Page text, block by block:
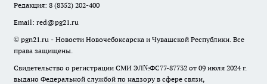
Редакция: 8 (8352) 202-400
Email: red@pg21.ru
© pgn21.ru - Новости Новочебоксарска и Чувашской Республики. Все
права защищены.
Свидетельство о регистрации СМИ ЭЛ№ФС77-87732 от 09 июля 2024 г.
выдано Федеральной службой по надзору в сфере связи,